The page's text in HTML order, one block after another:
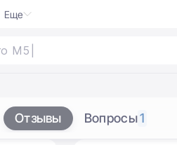
Еще
Отзывы Вопросы1